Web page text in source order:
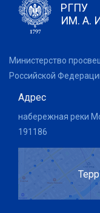
РГПУ
ИМ. А.
Министерство
Российской
Адрес
набережная реки
191186